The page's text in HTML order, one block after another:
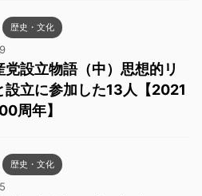
歴史・文化
党設立物語（中）思想的リ
設立に参加した13人【2021
周年】
歴史・文化